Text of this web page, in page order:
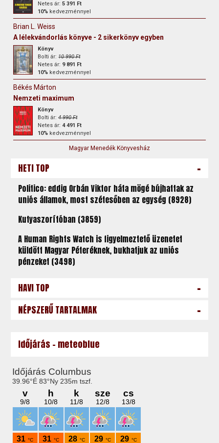
Netes ár:5 391 Ft
10% kedvezménnyel
Brian L. Weiss
A lélekvándorlás könyve - 2 sikerkönyv egyben
Könyv
Bolti ár:10 990 Ft
Netes ár: 9 891 Ft
10% kedvezménnyel
Békés Márton
Nemzeti maximum
Könyv
Bolti ár:4 990 Ft
Netes ár:4 491 Ft
10% kedvezménnyel
Magyar Menedék Könyvesház
HETI TOP -
Politico: eddig Orbán Viktor háta mögé bújhattak az
uniós államok, most szétesőben az egység (8928)
Kutyaszorítóban (3859)
A Human Rights Watch is figyelmeztető üzenetet
küldött Magyar Péteréknek, bukhatjuk az uniós
pénzeket (3498)
HAVI TOP -
NÉPSZERŰ TARTALMAK -
Időjárás - meteoblue